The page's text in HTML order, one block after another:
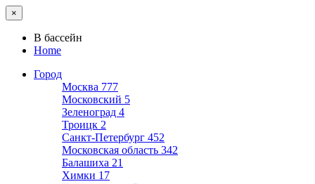
×
В бассейн
Home
Город
Москва 777
Московский 5
Зеленоград 4
Троицк 2
Санкт-Петербург 452
Московская область 342
Балашиха 21
Химки 17